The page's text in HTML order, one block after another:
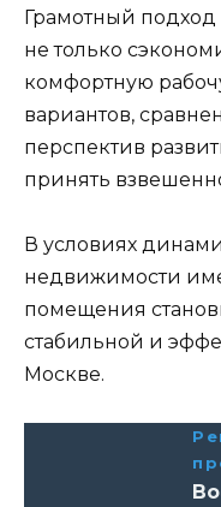
Грамотный подход
не только
комфортную
вариантов,
перспектив
принять
В условиях
недвижимости
помещения
стабильной и
Москве.